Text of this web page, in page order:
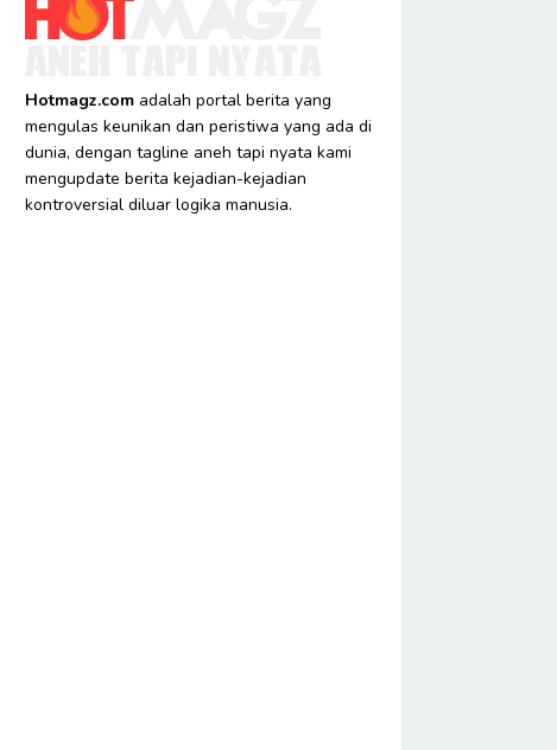
Hotmagz.comadalah portal berita yang
mengulas keunikan dan peristiwa yang ada di
dunia, dengan tagline aneh tapi nyata kami
mengupdate berita kejadian-kejadian
kontroversial diluar logika manusia.